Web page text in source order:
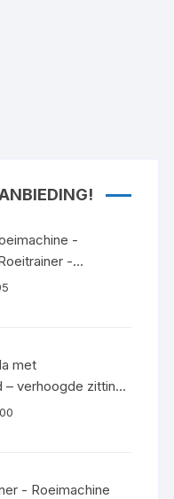
-
-
- Zwart
met
– verhoogde zitting
kg incl.
- Roeimachine